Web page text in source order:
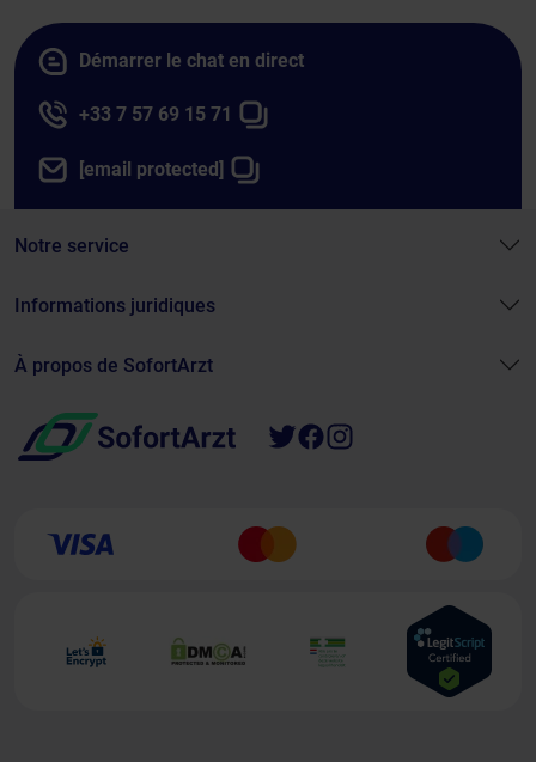
Démarrer le chat en direct
+33 7 57 69 15 71
[email protected]
Notre service
Informations juridiques
À propos de SofortArzt